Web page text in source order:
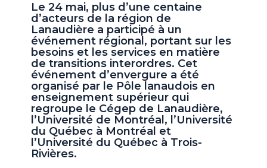
Le 24 mai, plus d’une centaine
d’acteurs de la région de
Lanaudière a participé à un
événement régional, portant sur les
besoins et les services en matière
de transitions interordres. Cet
événement d’envergure a été
organisé par le Pôle lanaudois en
enseignement supérieur qui
regroupe le Cégep de Lanaudière,
l’Université de Montréal, l’Université
du Québec à Montréal et
l’Université du Québec à Trois-
Rivières.